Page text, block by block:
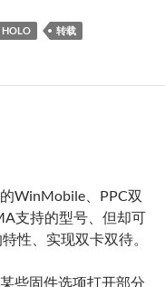
HOLO 转载
WinMobile、PPC双
支持的型号、但却可
性、实现双卡双待。
些固件选项打开部分